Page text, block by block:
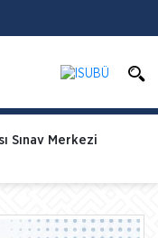
Sınav Merkezi